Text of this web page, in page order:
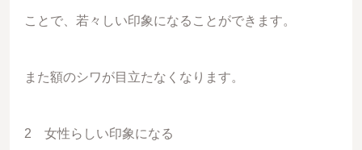
ことで、若々しい印象になることができます。
また額のシワが目立たなくなります。
2 女性らしい印象になる